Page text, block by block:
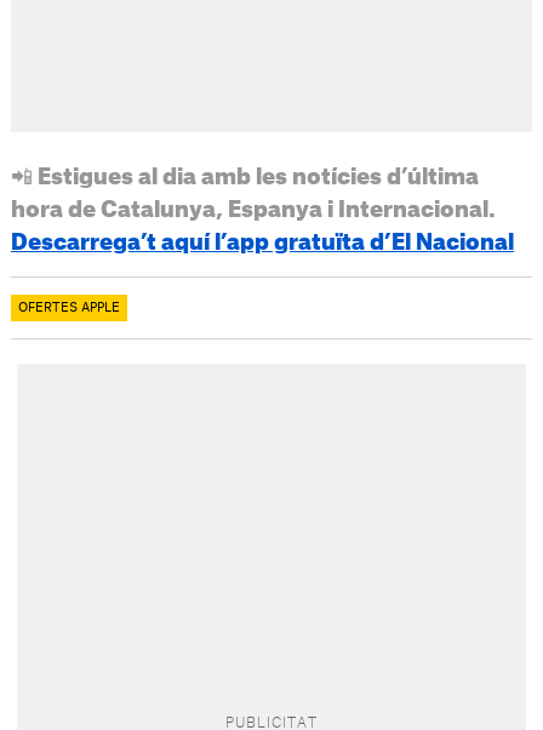
📲 Estigues al dia amb les notícies d’última
hora de Catalunya, Espanya i Internacional.
Descarrega’t aquí l’app gratuïta d’El Nacional
OFERTES APPLE